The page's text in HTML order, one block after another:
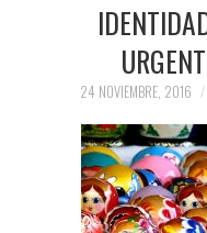
24 NOVIEMBRE, 2016